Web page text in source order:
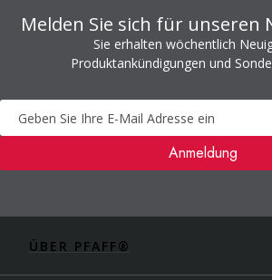
Melden Sie sich für unseren
Sie erhalten wöchentlich
Produktankündigungen und
Newsletter
Anmeldung
ÜBER PFAFF®